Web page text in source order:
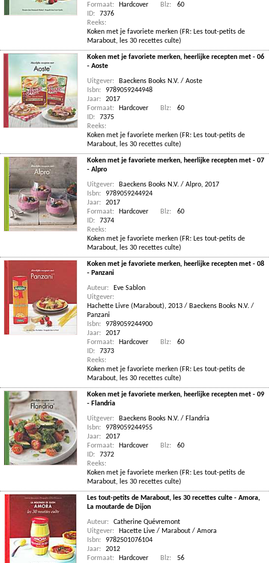
Formaat:
Hardcover Blz:
60
ID:
7376
Reeks:
Koken met je favoriete merken (FR: Les tout-petits de
Marabout, les 30 recettes culte)
Koken met je favoriete merken, heerlijke recepten met - 06
- Aoste
Uitgever:
Baeckens Books N.V. / Aoste
Isbn:
9789059244948
Jaar:
2017
Formaat:
Hardcover Blz:
60
ID:
7375
Reeks:
Koken met je favoriete merken (FR: Les tout-petits de
Marabout, les 30 recettes culte)
Koken met je favoriete merken, heerlijke recepten met - 07
- Alpro
Uitgever:
Baeckens Books N.V. / Alpro, 2017
Isbn:
9789059244924
Jaar:
2017
Formaat:
Hardcover Blz:
60
ID:
7374
Reeks:
Koken met je favoriete merken (FR: Les tout-petits de
Marabout, les 30 recettes culte)
Koken met je favoriete merken, heerlijke recepten met - 08
- Panzani
Auteur:
Eve Sablon
Uitgever:
Hachette Livre (Marabout), 2013 / Baeckens Books N.V. /
Panzani
Isbn:
9789059244900
Jaar:
2017
Formaat:
Hardcover Blz:
60
ID:
7373
Reeks:
Koken met je favoriete merken (FR: Les tout-petits de
Marabout, les 30 recettes culte)
Koken met je favoriete merken, heerlijke recepten met - 09
- Flandria
Uitgever:
Baeckens Books N.V. / Flandria
Isbn:
9789059244955
Jaar:
2017
Formaat:
Hardcover Blz:
60
ID:
7372
Reeks:
Koken met je favoriete merken (FR: Les tout-petits de
Marabout, les 30 recettes culte)
Les tout-petits de Marabout, les 30 recettes culte - Amora,
La moutarde de Dijon
Auteur:
Catherine Quévremont
Uitgever:
Hacette Live / Marabout / Amora
Isbn:
9782501076104
Jaar:
2012
Formaat:
Hardcover Blz:
56